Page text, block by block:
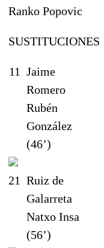
Ranko Popovic
SUSTITUCIONES
11 Jaime
Romero
Rubén
González
(46’)
21 Ruiz de
Galarreta
Natxo Insa
(56’)